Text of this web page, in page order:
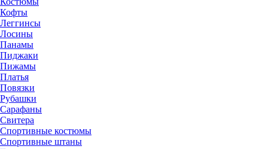
Кофты
Леггинсы
Лосины
Панамы
Пиджаки
Пижамы
Платья
Повязки
Рубашки
Сарафаны
Свитера
Спортивные костюмы
Спортивные штаны